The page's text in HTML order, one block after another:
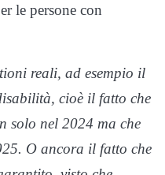
le persone con
reali, ad esempio il
cioè il fatto che
solo nel 2024 ma che
O ancora il fatto che